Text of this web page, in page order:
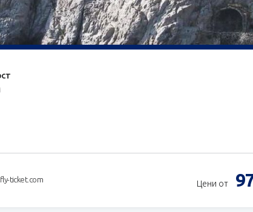
ticket.com Цени от